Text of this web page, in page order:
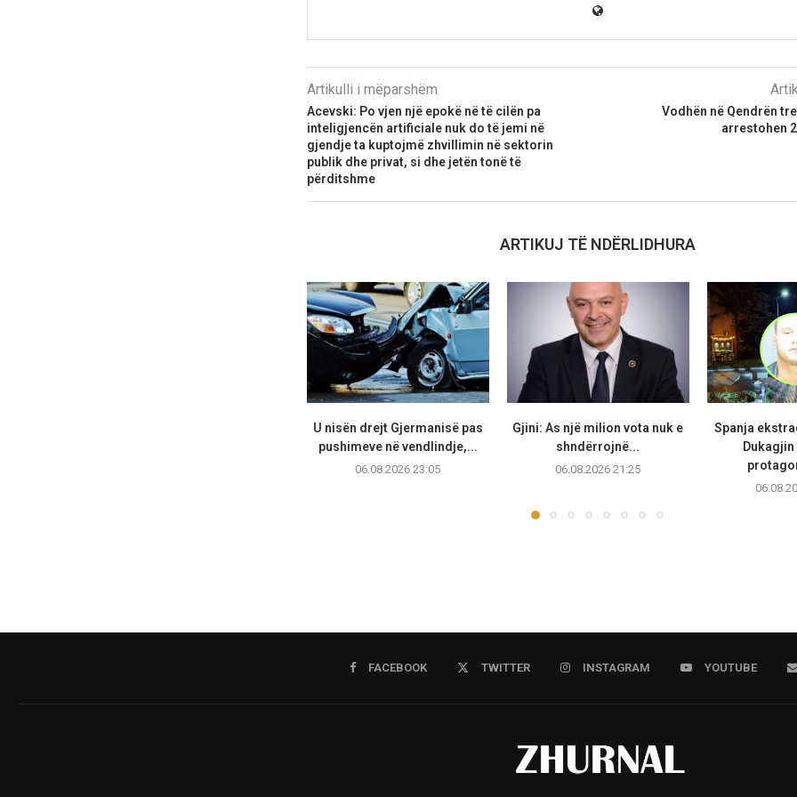
Artikulli i mëparshëm
Acevski: Po vjen një epokë në të cilën pa
inteligjencën artificiale nuk do të jemi në
gjendje ta kuptojmë zhvillimin në sektorin
publik dhe privat, si dhe jetën tonë të
përditshme
Vodhën në Qendrën
arrestohen
ARTIKUJ TË NDËRLIDHURA
U nisën drejt Gjermanisë pas
pushimeve në vendlindje,...
06.08.2026 23:05
Gjini: As një milion vota nuk e
shndërrojnë...
06.08.2026 21:25
Spanja
FACEBOOK TWITTER INSTAGRAM YOUTUBE